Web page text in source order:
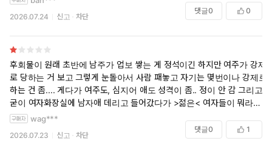
2026.07.24 신고 차단
댓글0 0
후회물이 원래 초반에 남주가 업보 쌓는 게 정석이긴 하지만 여주가 강제
로 당하는 거 보고 그렇게 눈돌아서 사람 패놓고 자기는 몇번이나 강제로
하는 건 좀.... 게다가 여주도, 심지어 애도 성격이 좀.. 정이 안 감 그리고
굳이 여자화장실에 남자애 데리고 들어갔다가 >젊은< 여자들이 뭐라하
는 장면을 넣어야했나.. ㅅㅈㅎ 남자애 들어오면 사정 모르는 입장에서 헉
할수도 있는거지 그걸 대단한 빌런처럼 ㅋㅋㅋㅋ 기분나빠서 덮음
wag***
2026.07.23 신고 차단
댓글0 1